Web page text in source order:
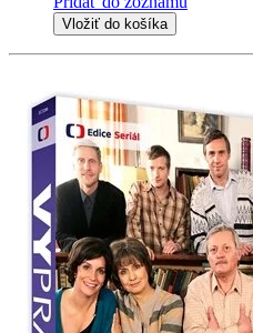
Vložiť do košíka